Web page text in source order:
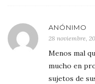
ANÓNIMO
28 noviembre,
Menos mal
mucho en
sujetos de